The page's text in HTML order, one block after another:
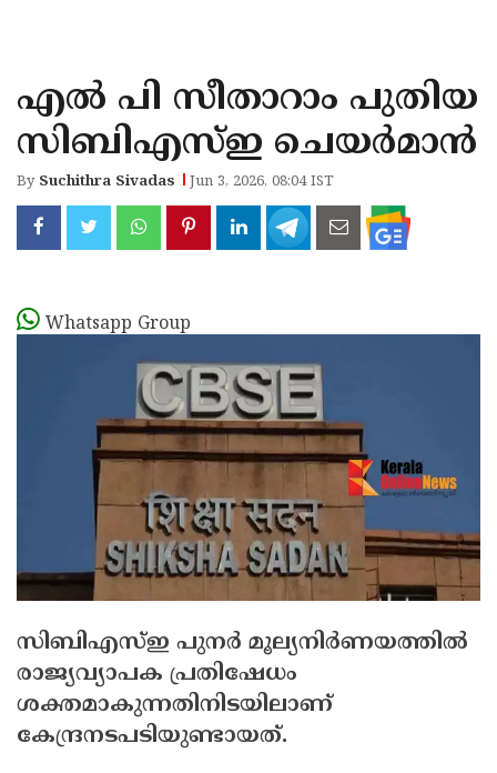
KANNUR
KASARAGOD
എല്‍ പി സീതാറാം പുതിയ
സിബിഎസ്ഇ ചെയര്‍മാന്‍
By Suchithra Sivadas Jun 3, 2026, 08:04 IST
Whatsapp Group
സിബിഎസ്ഇ പുനര്‍ മൂല്യനിര്‍ണയത്തില്‍
രാജ്യവ്യാപക പ്രതിഷേധം
ശക്തമാകുന്നതിനിടയിലാണ്
കേന്ദ്രനടപടിയുണ്ടായത്.